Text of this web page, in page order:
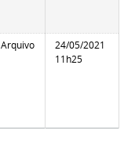
Arquivo
24/05/2021
11h25